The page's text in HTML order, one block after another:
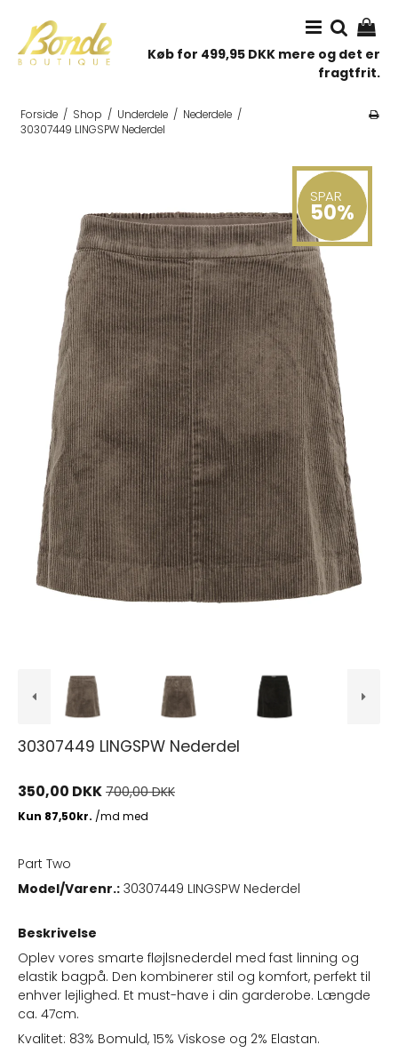
Køb for 499,95 DKK mere og det er
fragtfrit.
Forside / Shop / Underdele / Nederdele /
30307449 LINGSPW Nederdel
SPAR
50%
30307449 LINGSPW Nederdel
350,00 DKK 700,00 DKK
Part Two
Model/Varenr.: 30307449 LINGSPW Nederdel
Beskrivelse
Oplev vores smarte fløjlsnederdel med fast linning og
elastik bagpå. Den kombinerer stil og komfort, perfekt til
enhver lejlighed. Et must-have i din garderobe. Længde
ca. 47cm.
Kvalitet: 83% Bomuld, 15% Viskose og 2% Elastan.